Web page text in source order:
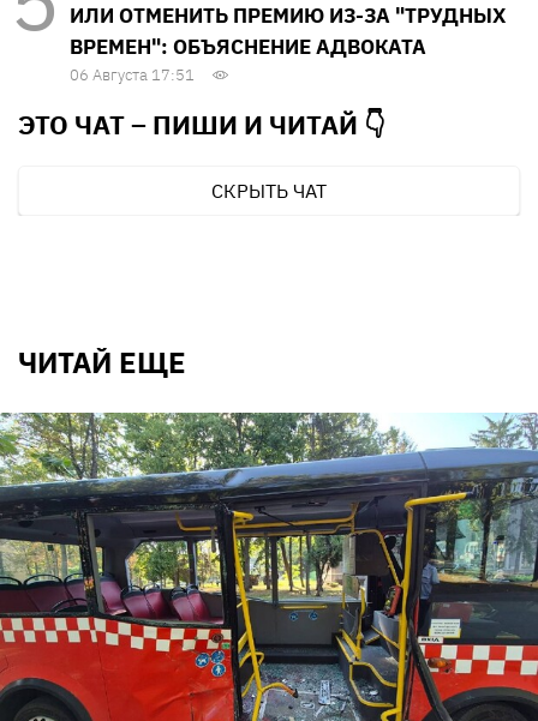
ИЛИ ОТМЕНИТЬ ПРЕМИЮ ИЗ-ЗА "ТРУДНЫХ
ВРЕМЕН": ОБЪЯСНЕНИЕ АДВОКАТА
06 Августа 17:51
ЭТО ЧАТ – ПИШИ И ЧИТАЙ 👇
СКРЫТЬ ЧАТ
ЧИТАЙ ЕЩЕ